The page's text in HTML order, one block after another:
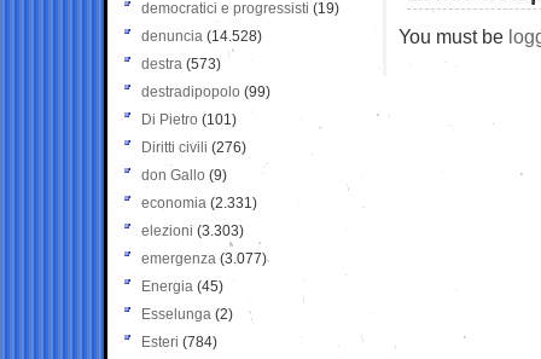
You must be
democratici e progressisti (19)
denuncia (14.528)
destra (573)
destradipopolo (99)
Di Pietro (101)
Diritti civili (276)
don Gallo (9)
economia (2.331)
elezioni (3.303)
emergenza (3.077)
Energia (45)
Esselunga (2)
Esteri (784)